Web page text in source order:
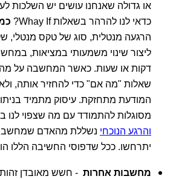
או גדולה שאנחנו עושים יש השלכות
כדאי לנו להרהר בשאלות Whay If?
הרגעה מנטלית, סוג של טקס מנטלי,
ליצור שינוי משמעותי במציאות,
דקות או שעות. כאשר המחשבה על מה
שאלות "מה אם" כדי להחזיר אותה,
המודעת מתחזקת. עיסוק מתמיד
מסוגלות להתמודד עם מה שצפוי
והרגע הנוכחי נשללת מהאדם
יתרחשו. ככל שדפוסי החשיבה הללו
מחשבות אחרות - חשש מאובדן